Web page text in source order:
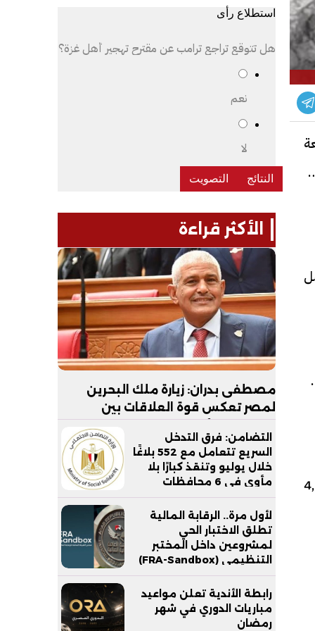
وصل
العادة نحو 4,950
استطلاع رأى
هل تتوقع تراجع ترامب عن مقترح تهجير أهل غزة؟
نعم
لا
الأكثر قراءة
مصطفى بدران: زيارة ملك البحرين
لمصر تعكس قوة العلاقات بين
البلدين.. والأمن القومي الخليجي جزء
لا يتجزأ من الأمن القومي المصري
التضامن: فرق التدخل
السريع تتعامل مع 552 بلاغًا
خلال يوليو وتنقذ كبارًا بلا
مأوى في 6 محافظات
لأول مرة.. الرقابة المالية
تطلق الاختبار الحي
لمشروعين داخل المختبر
التنظيمي (FRA-Sandbox)
رابطة الأندية تعلن مواعيد
مباريات الدوري في شهر
رمضان